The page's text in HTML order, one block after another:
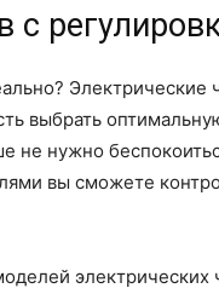
с
Электрические
выбрать
не нужно
вы сможете
электрических